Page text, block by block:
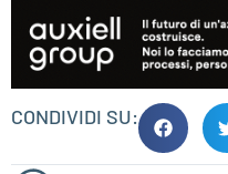
CONDIVIDI SU: